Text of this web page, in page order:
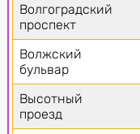
Волгоградский
проспект
Волжский
бульвар
Высотный
проезд